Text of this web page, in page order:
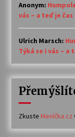
Anonym:
vás – a teď je
Ulrich Marsch:
Týká se i vás – a
Zkuste Meníčka.cz